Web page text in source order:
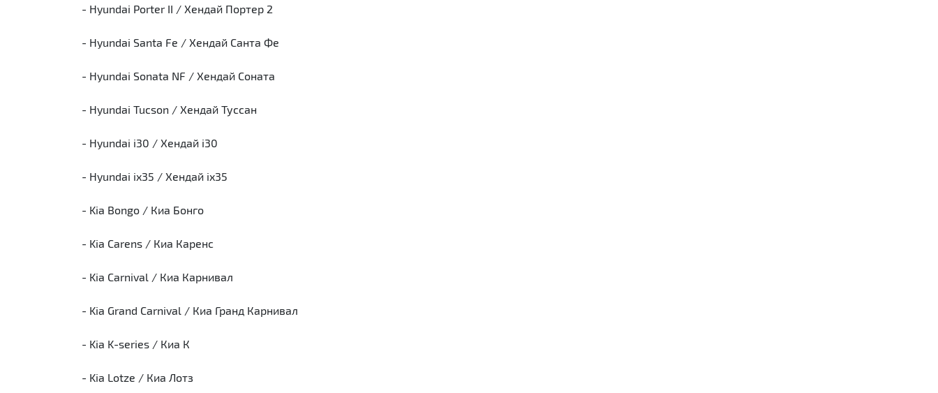
- Hyundai Porter II / Хендай Портер 2
- Hyundai Santa Fe / Хендай Санта Фе
- Hyundai Sonata NF / Хендай Соната
- Hyundai Tucson / Хендай Туссан
- Hyundai i30 / Хендай i30
- Hyundai ix35 / Хендай ix35
- Kia Bongo / Киа Бонго
- Kia Carens / Киа Каренс
- Kia Carnival / Киа Карнивал
- Kia Grand Carnival / Киа Гранд Карнивал
- Kia K-series / Киа К
- Kia Lotze / Киа Лотз